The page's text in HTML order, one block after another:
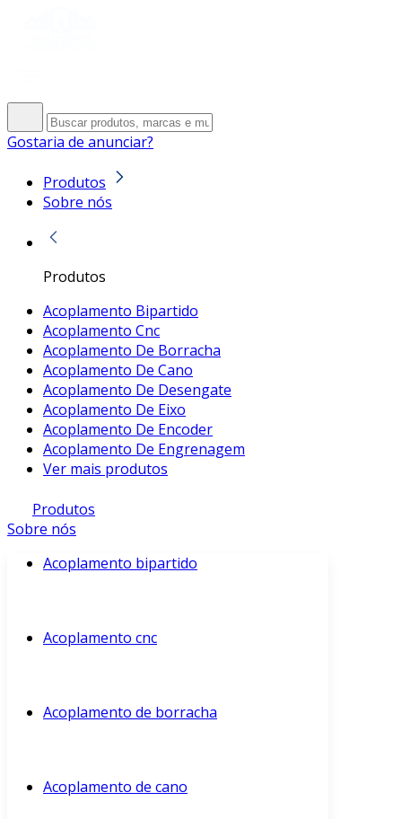
Gostaria de anunciar?
Produtos
Sobre nós
Produtos
Acoplamento Bipartido
Acoplamento Cnc
Acoplamento De Borracha
Acoplamento De Cano
Acoplamento De Desengate
Acoplamento De Eixo
Acoplamento De Encoder
Acoplamento De Engrenagem
Ver mais produtos
Produtos
Sobre nós
Acoplamento bipartido
Acoplamento cnc
Acoplamento de borracha
Acoplamento de cano